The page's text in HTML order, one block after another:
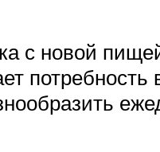
с новой